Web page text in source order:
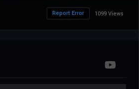
1099 Views
Report Error